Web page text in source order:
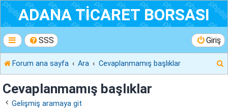
ADANA TİCARET BORSASI
SSS Giriş
Forum ana sayfa Ara Cevaplanmamış başlıklar
Cevaplanmamış başlıklar
Gelişmiş aramaya git